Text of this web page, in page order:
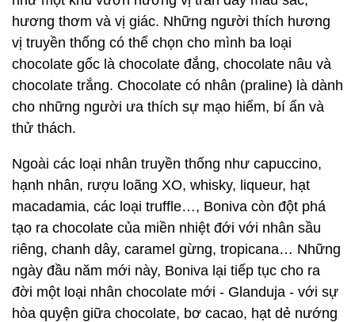
hương thơm và vị giác. Những người thích hương
vị truyền thống có thể chọn cho mình ba loại
chocolate gốc là chocolate đắng, chocolate nâu và
chocolate trắng. Chocolate có nhân (praline) là dành
cho những người ưa thích sự mạo hiểm, bí ẩn và
thử thách.
Ngoài các loại nhân truyền thống như capuccino,
hạnh nhân, rượu loãng XO, whisky, liqueur, hạt
macadamia, các loại truffle…, Boniva còn đột phá
tạo ra chocolate của miền nhiệt đới với nhân sầu
riêng, chanh dây, caramel gừng, tropicana… Những
ngày đầu năm mới này, Boniva lại tiếp tục cho ra
đời một loại nhân chocolate mới - Glanduja - với sự
hòa quyện giữa chocolate, bơ cacao, hạt dẻ nướng